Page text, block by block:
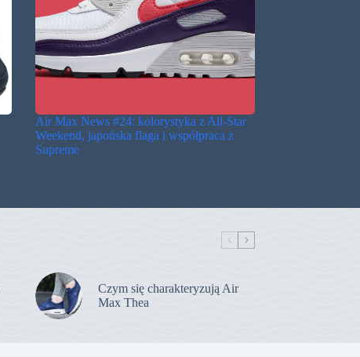
Air Max News #24: kolorystyka z All-Star
Weekend, japońska flaga i współpraca z
Supreme
Czym się charakteryzują Air
Max Thea